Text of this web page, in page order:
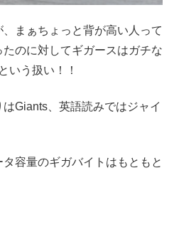
まぁちょっと背が高い人って
のに対してギガースはガチな
という扱い！！
Giants、英語読みではジャイ
容量のギガバイトはもともと